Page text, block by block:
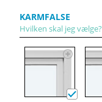
KARMFALSE
Hvilken skal jeg vælge?